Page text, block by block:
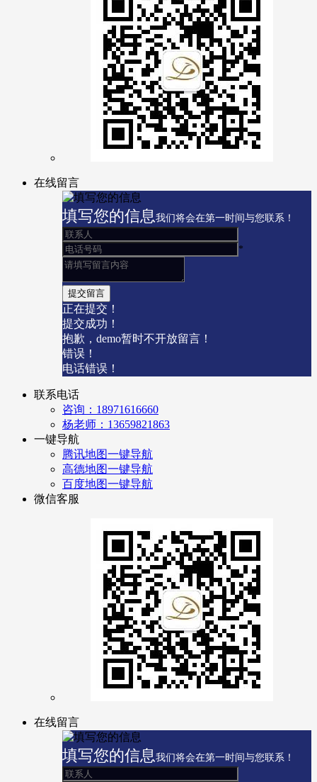
在线留言
填写您的信息我们将会在第一时间与您联系！
*
正在提交！
提交成功！
抱歉，demo暂时不开放留言！
错误！
电话错误！
联系电话
咨询：18971616660
杨老师：13659821863
一键导航
腾讯地图一键导航
高德地图一键导航
百度地图一键导航
微信客服
在线留言
填写您的信息我们将会在第一时间与您联系！